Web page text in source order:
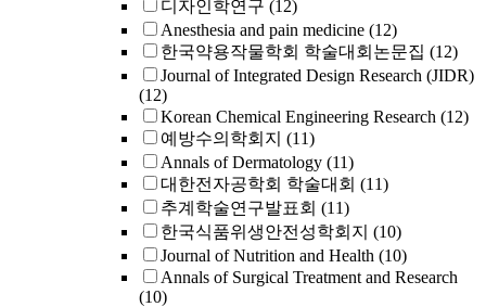
디자인학연구 (12)
Anesthesia and pain medicine (12)
한국약용작물학회 학술대회논문집 (12)
Journal of Integrated Design Research (JIDR)
(12)
Korean Chemical Engineering Research (12)
예방수의학회지 (11)
Annals of Dermatology (11)
대한전자공학회 학술대회 (11)
추계학술연구발표회 (11)
한국식품위생안전성학회지 (10)
Journal of Nutrition and Health (10)
Annals of Surgical Treatment and Research
(10)